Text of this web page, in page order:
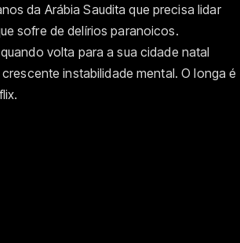
da Arábia Saudita que precisa lidar
sofre de delírios paranoicos.
volta para a sua cidade natal
instabilidade mental. O longa é